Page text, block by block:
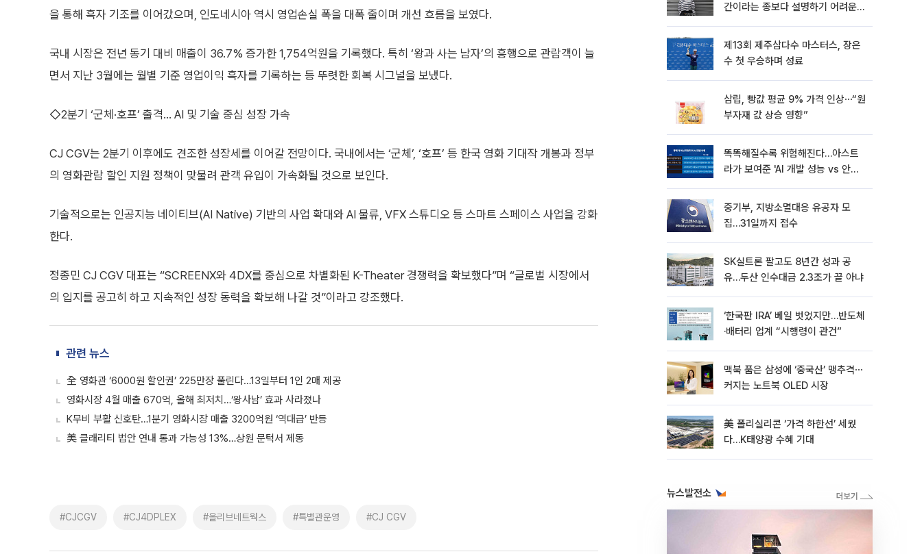
을 통해 흑자 기조를 이어갔으며, 인도네시아 역시 영업손실 폭을 대폭 줄이며 개선 흐름을 보였다.
국내 시장은 전년 동기 대비 매출이 36.7% 증가한 1,754억원을 기록했다. 특히 ‘왕과 사는 남자’의 흥행으로 관람객이 늘
면서 지난 3월에는 월별 기준 영업이익 흑자를 기록하는 등 뚜렷한 회복 시그널을 보냈다.
◇2분기 ‘군체·호프’ 출격… AI 및 기술 중심 성장 가속
CJ CGV는 2분기 이후에도 견조한 성장세를 이어갈 전망이다. 국내에서는 ‘군체’, ‘호프’ 등 한국 영화 기대작 개봉과 정부
의 영화관람 할인 지원 정책이 맞물려 관객 유입이 가속화될 것으로 보인다.
기술적으로는 인공지능 네이티브(AI Native) 기반의 사업 확대와 AI 물류, VFX 스튜디오 등 스마트 스페이스 사업을 강화
한다.
정종민 CJ CGV 대표는 “SCREENX와 4DX를 중심으로 차별화된 K-Theater 경쟁력을 확보했다”며 “글로벌 시장에서
의 입지를 공고히 하고 지속적인 성장 동력을 확보해 나갈 것”이라고 강조했다.
관련 뉴스
全 영화관 ‘6000원 할인권’ 225만장 풀린다…13일부터 1인 2매 제공
영화시장 4월 매출 670억, 올해 최저치…‘왕사남’ 효과 사라졌나
K무비 부활 신호탄…1분기 영화시장 매출 3200억원 ‘역대급’ 반등
美 클래리티 법안 연내 통과 가능성 13%…상원 문턱서 제동
#CJCGV #CJ4DPLEX #올리브네트웍스 #특별관운영 #CJ CGV
간이라는 종보다 설명하기 어려운
뷰]
제13회 제주삼다수 마스터스, 장은
수 첫 우승하며 성료
삼립, 빵값 평균 9% 가격 인상⋯“원
부자재 값 상승 영향”
똑똑해질수록 위험해진다…아스트
라가 보여준 'AI 개발 성능 vs 안전
중기부, 지방소멸대응 유공자 모
집…31일까지 접수
SK실트론 팔고도 8년간 성과 공
유…두산 인수대금 2.3조가 끝 아냐
‘한국판 IRA’ 베일 벗었지만…반도체
·배터리 업계 “시행령이 관건”
맥북 품은 삼성에 ‘중국산’ 맹추격⋯
커지는 노트북 OLED 시장
美 폴리실리콘 ‘가격 하한선’ 세웠
다…K태양광 수혜 기대
뉴스발전소